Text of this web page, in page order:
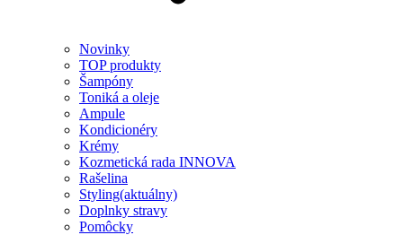
Novinky
TOP produkty
Šampóny
Toniká a oleje
Ampule
Kondicionéry
Krémy
Kozmetická rada INNOVA
Rašelina
Styling(aktuálny)
Doplnky stravy
Pomôcky